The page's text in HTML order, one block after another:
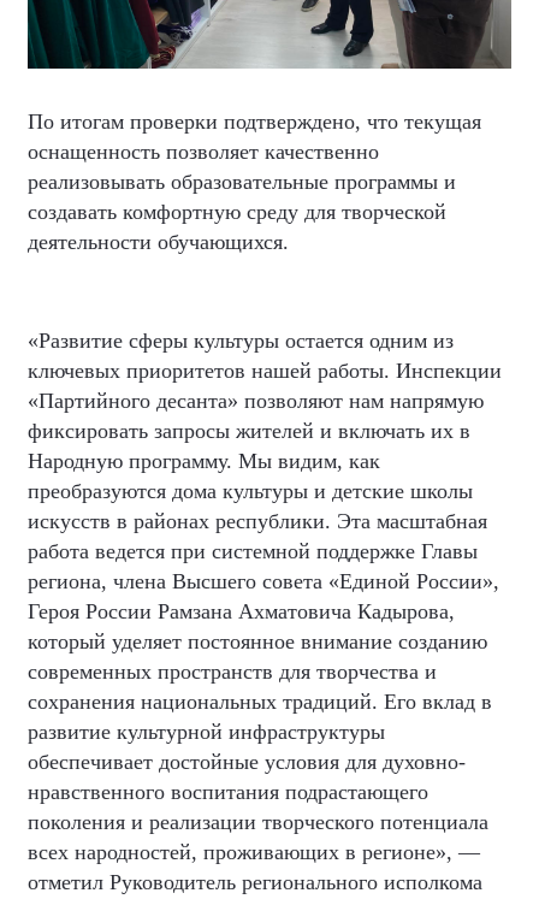
По итогам проверки подтверждено, что текущая
оснащенность позволяет качественно
реализовывать образовательные программы и
создавать комфортную среду для творческой
деятельности обучающихся.
«Развитие сферы культуры остается одним из
ключевых приоритетов нашей работы. Инспекции
«Партийного десанта» позволяют нам напрямую
фиксировать запросы жителей и включать их в
Народную программу. Мы видим, как
преобразуются дома культуры и детские школы
искусств в районах республики. Эта масштабная
работа ведется при системной поддержке Главы
региона, члена Высшего совета «Единой России»,
Героя России Рамзана Ахматовича Кадырова,
который уделяет постоянное внимание созданию
современных пространств для творчества и
сохранения национальных традиций. Его вклад в
развитие культурной инфраструктуры
обеспечивает достойные условия для духовно-
нравственного воспитания подрастающего
поколения и реализации творческого потенциала
всех народностей, проживающих в регионе», —
отметил Руководитель регионального исполкома